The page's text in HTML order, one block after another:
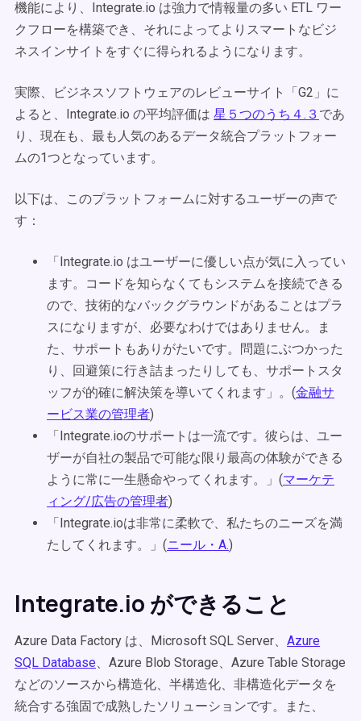
機能により、Integrate.io は強力で情報量の多い ETL ワー
クフローを構築でき、それによってよりスマートなビジ
ネスインサイトをすぐに得られるようになります。
実際、ビジネスソフトウェアのレビューサイト「G2」に
よると、Integrate.io の平均評価は 星５つのうち４.３ であ
り、現在も、最も人気のあるデータ統合プラットフォー
ムの1つとなっています。
以下は、このプラットフォームに対するユーザーの声で
す：
「Integrate.io はユーザーに優しい点が気に入ってい
ます。コードを知らなくてもシステムを接続できる
ので、技術的なバックグラウンドがあることはプラ
スになりますが、必要なわけではありません。ま
た、サポートもありがたいです。問題にぶつかった
り、回避策に行き詰まったりしても、サポートスタ
ッフが的確に解決策を導いてくれます」。(金融サ
ービス業の管理者)
「Integrate.ioのサポートは一流です。彼らは、ユー
ザーが自社の製品で可能な限り最高の体験ができる
ように常に一生懸命やってくれます。」(マーケテ
ィング/広告の管理者)
「Integrate.ioは非常に柔軟で、私たちのニーズを満
たしてくれます。」(ニール・A.)
Integrate.io ができること
Azure Data Factory は、Microsoft SQL Server、 Azure
SQL Database、Azure Blob Storage、Azure Table Storage
などのソースから構造化、半構造化、非構造化データを
統合する強固で成熟したソリューションです。また、